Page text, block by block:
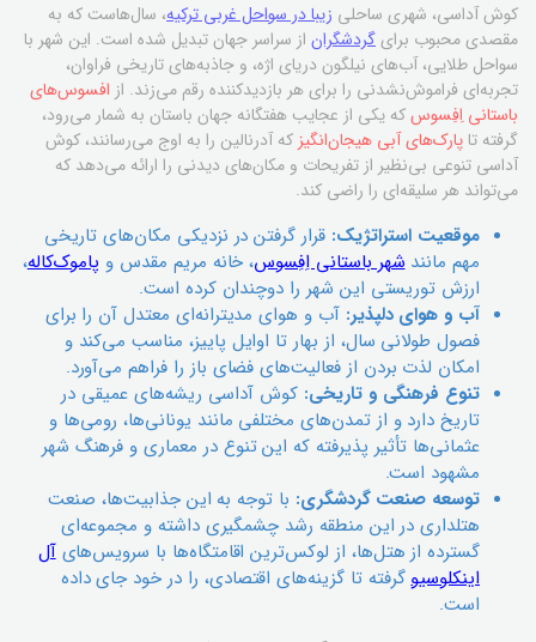
کوش آداسی، شهری ساحلی زیبا در سواحل غربی ترکیه، سال‌هاست که به
مقصدی محبوب برایگردشگران از سراسر جهان تبدیل شده است. این شهر با
سواحل طلایی، آب‌های نیلگون دریای اژه، و جاذبه‌های تاریخی فراوان،
تجربه‌ای فراموش‌نشدنی را برای هر بازدیدکننده رقم می‌زند. از افسوس‌های
باستانی اِفِسوسکه یکی از عجایب هفتگانه جهان باستان به شمار می‌رود،
گرفته تاپارک‌های آبی هیجان‌انگیز که آدرنالین را به اوج می‌رسانند، کوش
آداسی تنوعی بی‌نظیر از تفریحات و مکان‌های دیدنی را ارائه می‌دهد که
می‌تواند هر سلیقه‌ای را راضی کند.
موقعیت استراتژیک: قرار گرفتن در نزدیکی مکان‌های تاریخی
مهم مانندشهر باستانی اِفِسوس، خانه مریم مقدس و پاموک‌کاله،
ارزش توریستی این شهر را دوچندان کرده است.
آب و هوای دلپذیر: آب و هوای مدیترانه‌ای معتدل آن را برای
فصول طولانی سال، از بهار تا اوایل پاییز، مناسب می‌کند و
امکان لذت بردن از فعالیت‌های فضای باز را فراهم می‌آورد.
تنوع فرهنگی و تاریخی: کوش آداسی ریشه‌های عمیقی در
تاریخ دارد و از تمدن‌های مختلفی مانند یونانی‌ها، رومی‌ها و
عثمانی‌ها تأثیر پذیرفته که این تنوع در معماری و فرهنگ شهر
مشهود است.
توسعه صنعت گردشگری: با توجه به این جذابیت‌ها، صنعت
هتلداری در این منطقه رشد چشمگیری داشته و مجموعه‌ای
گسترده از هتل‌ها، از لوکس‌ترین اقامتگاه‌ها با سرویس‌هایآل
اینکلوسیوگرفته تا گزینه‌های اقتصادی، را در خود جای داده
است.